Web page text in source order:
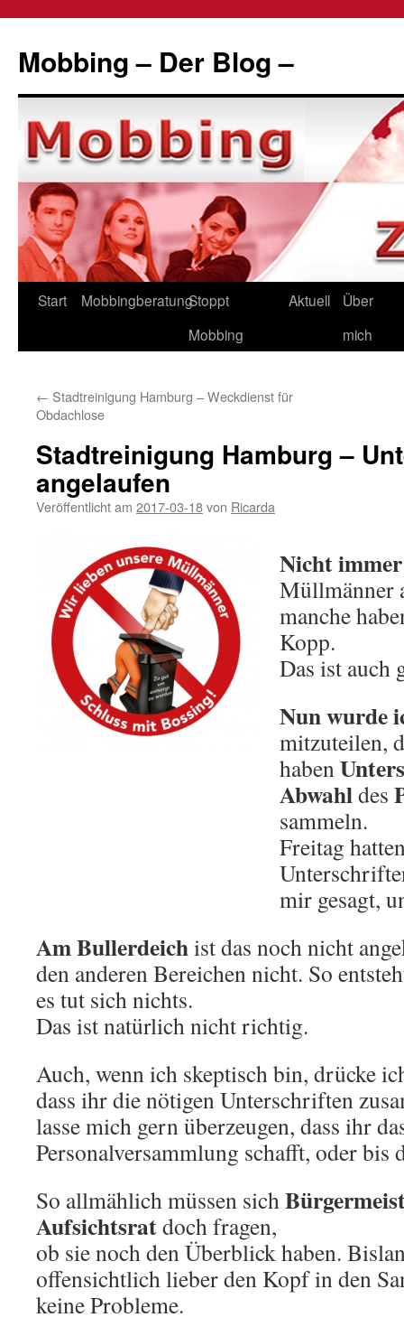
springen
Mobbing – Der Blog –
Start MobbingberatungStoppt
Mobbing
Aktuell
Über
mich
← Stadtreinigung Hamburg – Weckdienst für
Obdachlose
Stadtreinigung Hamburg –
angelaufen
Veröffentlicht am 2017-03-18von Ricarda
Nicht immer
Müllmänner
manche
Kopp.
Das ist auch
Nun wurde
mitzuteilen,
haben
Abwahldes
sammeln.
Freitag
mir gesagt,
Am Bullerdeichist das noch nicht
den anderen Bereichen nicht. So
es tut sich nichts.
Das ist natürlich nicht richtig.
Auch, wenn ich skeptisch bin, drücke
dass ihr die nötigen Unterschriften
lasse mich gern überzeugen, dass ihr
Personalversammlung schafft, oder bis
So allmählich müssen sich
Aufsichtsratdoch fragen,
ob sie noch den Überblick haben.
offensichtlich lieber den Kopf in den
keine Probleme.